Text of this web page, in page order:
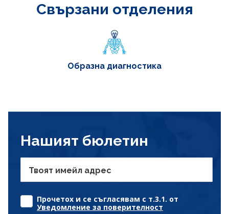
Свързани отделения
Образна диагностика
Нашият бюлетин
Твоят имейл адрес
Прочетох и се съгласявам с т.3.1. от
Уведомление за поверителност